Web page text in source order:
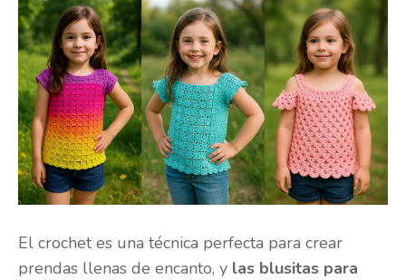
El crochet es una técnica perfecta para crear
prendas llenas de encanto, y las blusitas para